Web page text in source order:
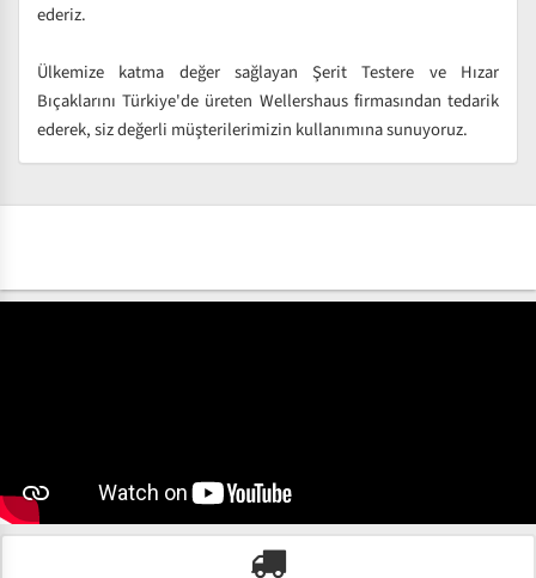
ederiz.
Ülkemize katma değer sağlayan Şerit Testere ve Hızar
Bıçaklarını Türkiye'de üreten Wellershaus firmasından tedarik
ederek, siz değerli müşterilerimizin kullanımına sunuyoruz.